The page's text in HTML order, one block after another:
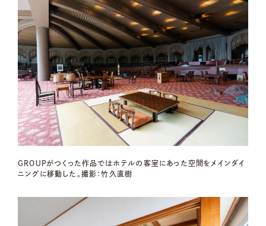
GROUPがつくった作品ではホテルの客室にあった空間をメインダイ
ニングに移動した。撮影：竹久直樹